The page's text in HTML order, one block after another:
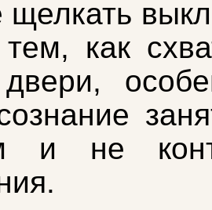
щелкать
как
двери,
и не